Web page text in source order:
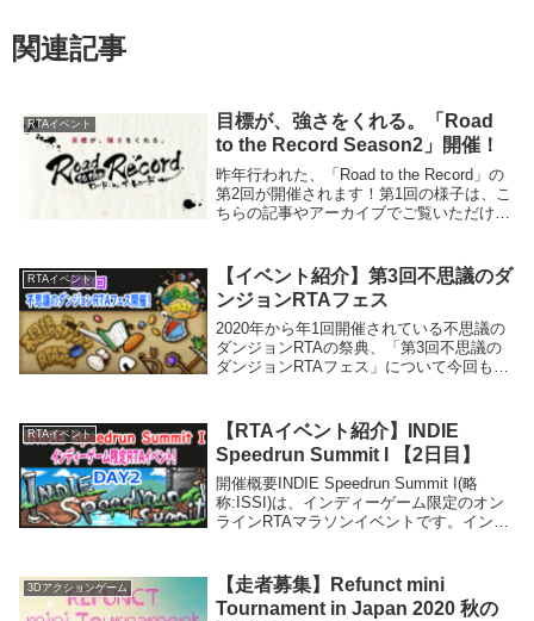
関連記事
RTAイベント
目標が、強さをくれる。「Road
to the Record Season2」開催！
昨年行われた、「Road to the Record」の
第2回が開催されます！第1回の様子は、こ
ちらの記事やアーカイブでご覧いただけま
を更新して...
RTAイベント
【イベント紹介】第3回不思議のダ
ンジョンRTAフェス
2020年から年1回開催されている不思議の
ダンジョンRTAの祭典、「第3回不思議の
ダンジョンRTAフェス」について今回も主
ョンシリーズRTAフェス開催！【RTAイ...
RTAイベント
【RTAイベント紹介】INDIE
Speedrun Summit I 【2日目】
開催概要INDIE Speedrun Summit I(略
称:ISSI)は、インディーゲーム限定のオン
ラインRTAマラソンイベントです。インデ
ルの影...
3Dアクションゲーム
【走者募集】Refunct mini
Tournament in Japan 2020 秋の